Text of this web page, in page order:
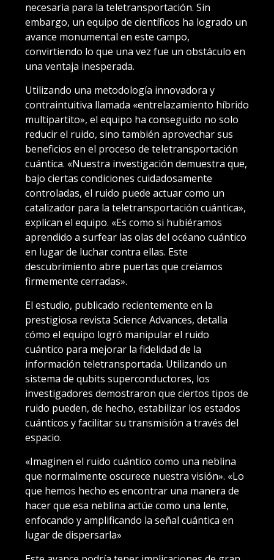
necesaria para la teletransportación. Sin
embargo, un equipo de científicos ha logrado un
avance monumental en este campo,
convirtiendo lo que una vez fue un obstáculo en
una ventaja inesperada.
Utilizando una metodología innovadora y
contraintuitiva llamada «entrelazamiento híbrido
multipartito», el equipo ha conseguido no solo
reducir el ruido, sino también aprovechar sus
beneficios en el proceso de teletransportación
cuántica. «Nuestra investigación demuestra que,
bajo ciertas condiciones cuidadosamente
controladas, el ruido puede actuar como un
catalizador para la teletransportación cuántica»,
explican el equipo. «Es como si hubiéramos
aprendido a surfear las olas del océano cuántico
en lugar de luchar contra ellas. Este
descubrimiento abre puertas que creíamos
firmemente cerradas».
El estudio, publicado recientemente en la
prestigiosa revista Science Advances, detalla
cómo el equipo logró manipular el ruido
cuántico para mejorar la fidelidad de la
información teletransportada. Utilizando un
sistema de qubits superconductores, los
investigadores demostraron que ciertos tipos de
ruido pueden, de hecho, estabilizar los estados
cuánticos y facilitar su transmisión a través del
espacio.
«Imaginen el ruido cuántico como una neblina
que normalmente oscurece nuestra visión». «Lo
que hemos hecho es encontrar una manera de
hacer que esa neblina actúe como una lente,
enfocando y amplificando la señal cuántica en
lugar de dispersarla»